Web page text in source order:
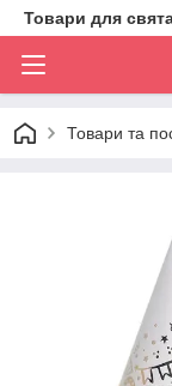
Товари для
Товари та